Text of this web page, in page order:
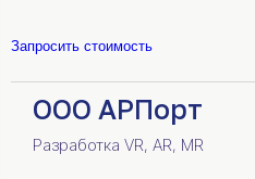
Запросить стоимость
ООО АРПорт
Разработка VR, AR, MR